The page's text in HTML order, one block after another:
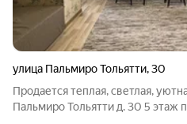
улица Пальмиро Тольятти,30
Продается теплая, светлая,
Пальмиро Тольятти д. 30 5 этаж